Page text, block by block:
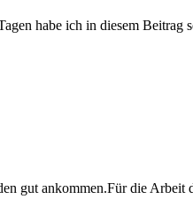
habe ich in diesem
gut ankommen.Für die